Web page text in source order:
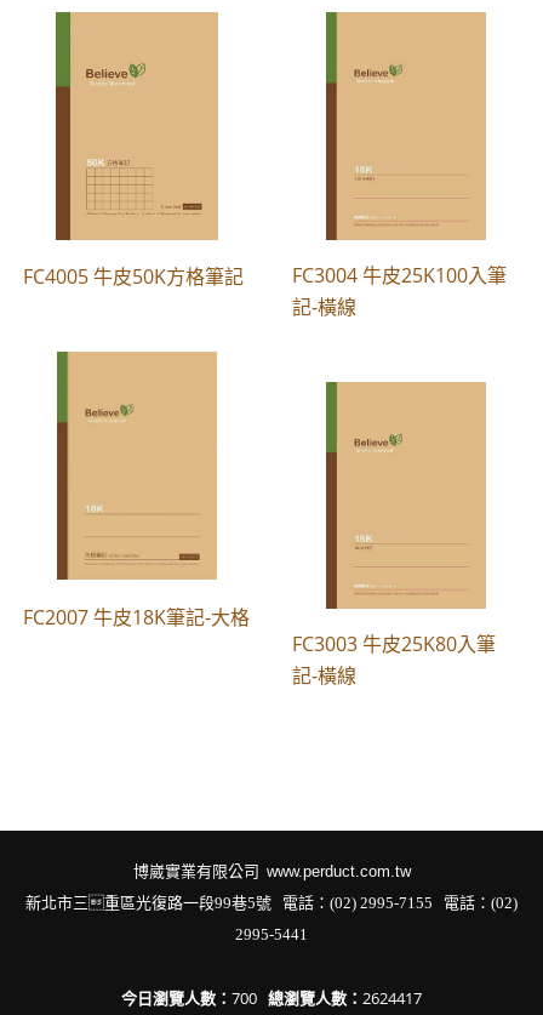
FC4005 牛皮50K方格筆記
FC3004 牛皮25K100入筆
記-橫線
FC2007 牛皮18K筆記-大格
FC3003 牛皮25K80入筆
記-橫線
博崴實業有限公司 www.perduct.com.tw
新北市三重區光復路一段99巷5號 電話：(02) 2995-7155 電話：(02)
2995-5441
今日瀏覽人數： 700 總瀏覽人數： 2624417